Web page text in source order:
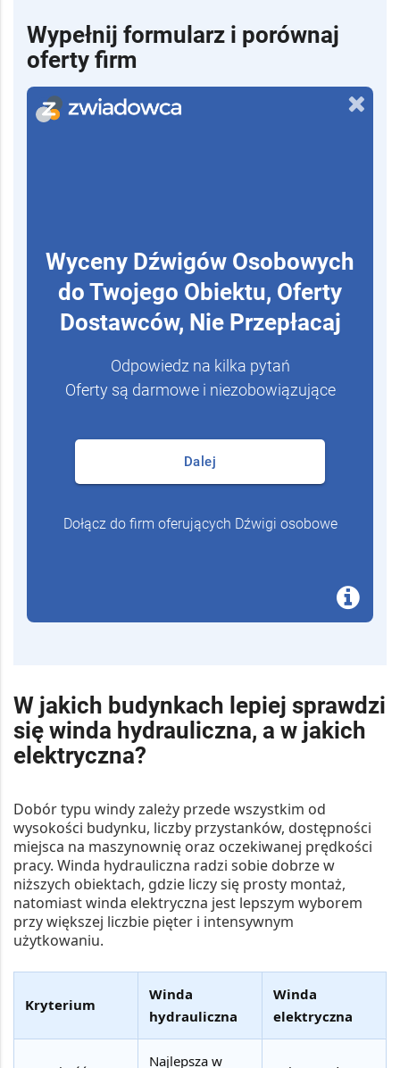
Wypełnij formularz i porównaj
oferty firm
Wyceny Dźwigów Osobowych
do Twojego Obiektu, Oferty
Dostawców, Nie Przepłacaj
Odpowiedz na kilka pytań
Oferty są darmowe i niezobowiązujące
Dalej
Dołącz do firm oferujących Dźwigi osobowe
W jakich budynkach lepiej sprawdzi
się winda hydrauliczna, a w jakich
elektryczna?
Dobór typu windy zależy przede wszystkim od
wysokości budynku, liczby przystanków, dostępności
miejsca na maszynownię oraz oczekiwanej prędkości
pracy. Winda hydrauliczna radzi sobie dobrze w
niższych obiektach, gdzie liczy się prosty montaż,
natomiast winda elektryczna jest lepszym wyborem
przy większej liczbie pięter i intensywnym
użytkowaniu.
Kryterium
Winda
hydrauliczna
Winda
elektryczna
Najlepsza w